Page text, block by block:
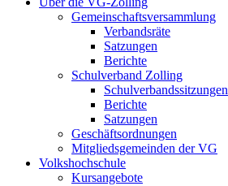
Gemeinschaftsversammlung
Verbandsräte
Satzungen
Berichte
Schulverband Zolling
Schulverbandssitzungen
Berichte
Satzungen
Geschäftsordnungen
Mitgliedsgemeinden der VG
Volkshochschule
Kursangebote